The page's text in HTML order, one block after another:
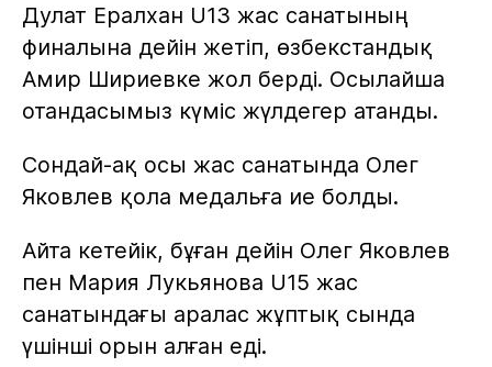
Дулат Ералхан U13 жас санатының
финалына дейін жетіп, өзбекстандық
Амир Шириевке жол берді. Осылайша
отандасымыз күміс жүлдегер атанды.
Сондай-ақ осы жас санатында Олег
Яковлев қола медальға ие болды.
Айта кетейік, бұған дейін Олег Яковлев
пен Мария Лукьянова U15 жас
санатындағы аралас жұптық сында
үшінші орын алған еді.